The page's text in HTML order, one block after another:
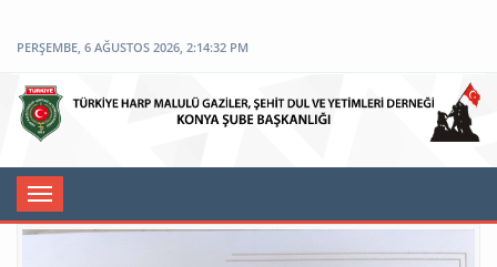
PERŞEMBE, 6 AĞUSTOS 2026, 2:14:32 PM
Toggle
navigation